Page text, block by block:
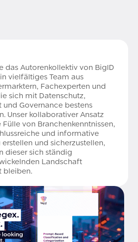
das Autorenkollektiv von BigID
vielfältiges Team aus
Fachexperten und
sich mit Datenschutz,
und Governance bestens
Unser kollaborativer Ansatz
Fülle von Branchenkenntnissen,
und informative
erstellen und sicherzustellen,
dieser sich ständig
Landschaft
bleiben.